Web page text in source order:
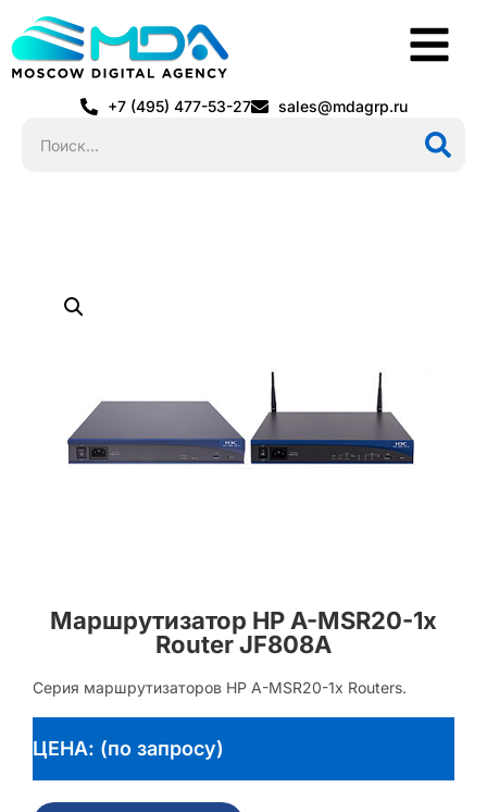
+7 (495) 477-53-27 sales@mdagrp.ru
Маршрутизатор HP A-MSR20-1x
Router JF808A
Серия маршрутизаторов HP A-MSR20-1x Routers.
ЦЕНА: (по запросу)